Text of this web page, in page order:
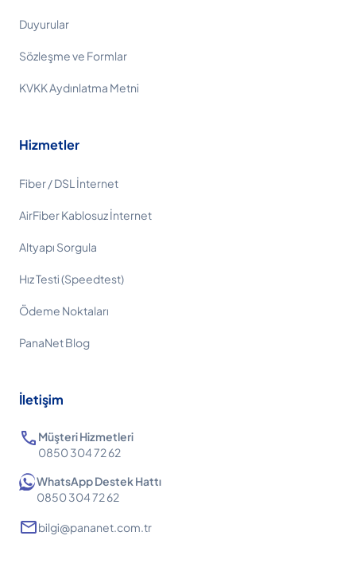
Duyurular
Sözleşme ve Formlar
KVKK Aydınlatma Metni
Hizmetler
Fiber / DSL İnternet
AirFiber Kablosuz İnternet
Altyapı Sorgula
Hız Testi (Speedtest)
Ödeme Noktaları
PanaNet Blog
İletişim
call Müşteri Hizmetleri
0850 304 72 62
WhatsApp Destek Hattı
0850 304 72 62
mailbilgi@pananet.com.tr